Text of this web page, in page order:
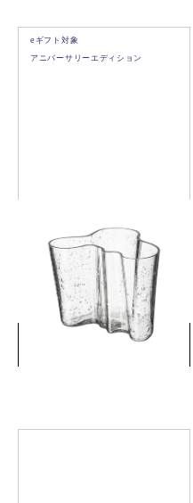
eギフト対象
アニバーサリーエディション
アルヴァ・アアルト コレク
ション ベース 120mm バブル
クリア
￥33,000 (税込)
詳細を見る